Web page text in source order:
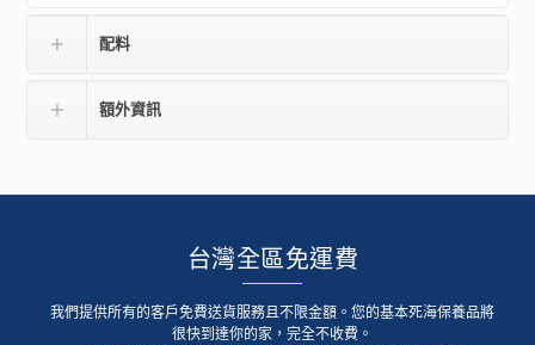
配料
額外資訊
台灣全區免運費
我們提供所有的客戶免費送貨服務且不限金額。您的基本死海保養品將
很快到達你的家，完全不收費。